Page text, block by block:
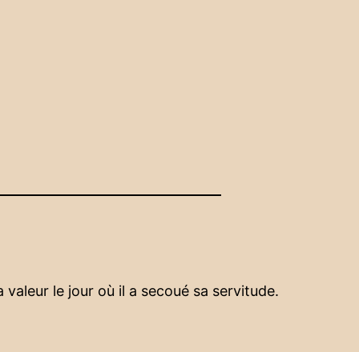
le jour où il a secoué sa servitude.